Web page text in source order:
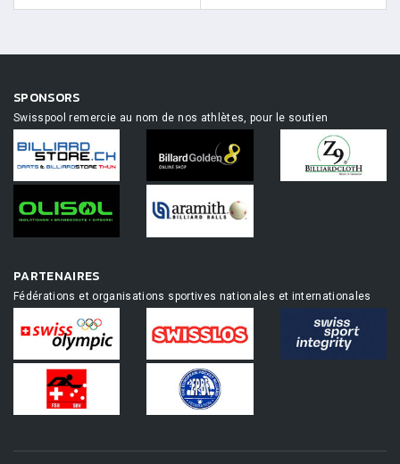
SPONSORS
Swisspool remercie au nom de nos athlètes, pour le soutien
PARTENAIRES
Fédérations et organisations sportives nationales et internationales